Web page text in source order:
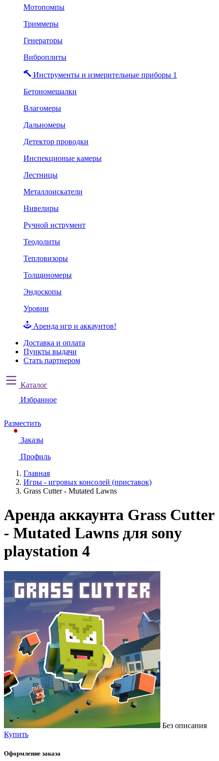
Мотопомпы
Триммеры
Генераторы
Виброплиты
Инструменты и измерительные приборы 1
Бетономешалки
Влагомеры
Дальномеры
Детектор проводки
Инспекционые камеры
Лестницы
Металлоискатели
Нивелиры
Ручной иструмент
Теодолиты
Тепловизоры
Толщиномеры
Эндоскопы
Уровни
Аренда игр и аккаунтов!
Доставка и оплата
Пункты выдачи
Стать партнером
Каталог
Избранное
Разместить
Заказы
Профиль
Главная
Игры - игровых консолей (приставок)
Grass Cutter - Mutated Lawns
Аренда аккаунта Grass Cutter
- Mutated Lawns для sony
playstation 4
Без описания
Купить
Оформление заказа